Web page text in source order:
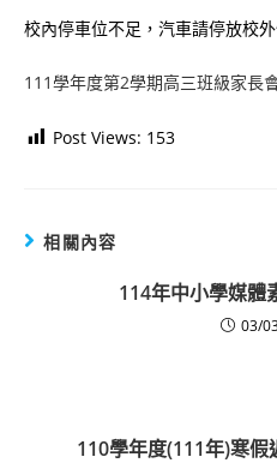
校內停車位不足，汽車請停放校
111學年度第2學期高三班級家長
Post Views: 153
相關內容
114年中小學媒體
03/
110學年度(111年)寒